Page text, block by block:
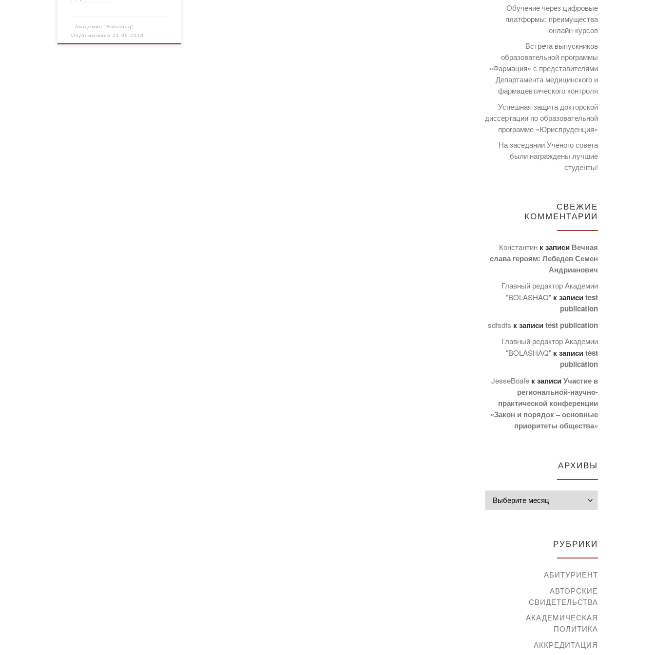
-Академия "Bolashaq"
Опубликовано21.09.2018
Обучение через цифровые
платформы: преимущества
онлайн-курсов
Встреча выпускников
образовательной программы
«Фармация» с представителями
Департамента медицинского и
фармацевтического контроля
Успешная защита докторской
диссертации по образовательной
программе «Юриспруденция»
На заседании Учёного совета
были награждены лучшие
студенты!
СВЕЖИЕ
КОММЕНТАРИИ
Константин к записи Вечная
слава героям: Лебедев Семен
Андрианович
Главный редактор Академии
"BOLASHAQ" к записиtest
publication
sdfsdfs к записиtest publication
Главный редактор Академии
"BOLASHAQ" к записиtest
publication
JesseBoafe к записиУчастие в
региональной-научно-
практической конференции
«Закон и порядок – основные
приоритеты общества»
АРХИВЫ
РУБРИКИ
АБИТУРИЕНТ
АВТОРСКИЕ
СВИДЕТЕЛЬСТВА
АКАДЕМИЧЕСКАЯ
ПОЛИТИКА
АККРЕДИТАЦИЯ